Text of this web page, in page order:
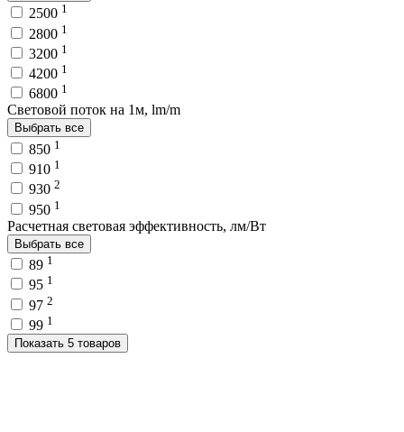
2500 1
2800 1
3200 1
4200 1
6800 1
Световой поток на 1м, lm/m
Выбрать все
850 1
910 1
930 2
950 1
Расчетная световая эффективность, лм/Вт
Выбрать все
89 1
95 1
97 2
99 1
Показать 5 товаров